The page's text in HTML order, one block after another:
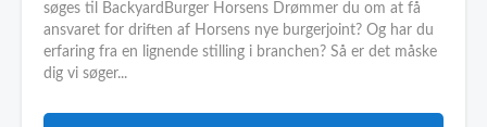
søges til BackyardBurger Horsens Drømmer du om at få
ansvaret for driften af Horsens nye burgerjoint? Og har du
erfaring fra en lignende stilling i branchen? Så er det måske
dig vi søger...